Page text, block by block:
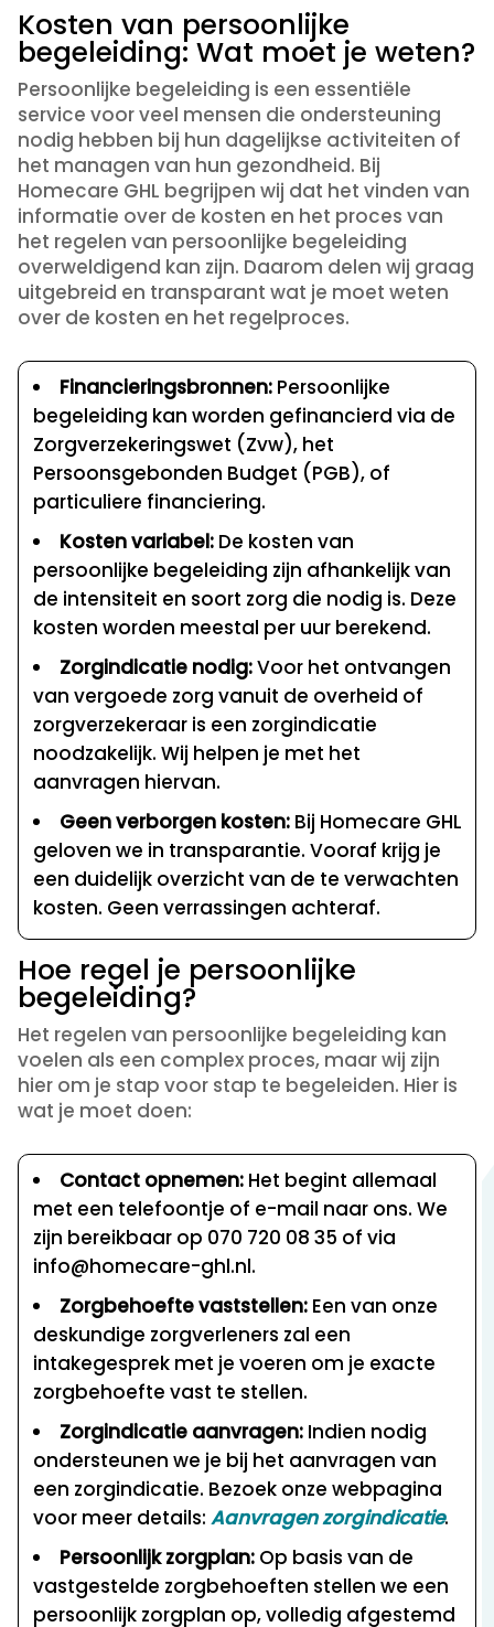
Kosten van persoonlijke
begeleiding: Wat moet je weten?
Persoonlijke begeleiding is een essentiële
service voor veel mensen die ondersteuning
nodig hebben bij hun dagelijkse activiteiten of
het managen van hun gezondheid. Bij
Homecare GHL begrijpen wij dat het vinden van
informatie over de kosten en het proces van
het regelen van persoonlijke begeleiding
overweldigend kan zijn. Daarom delen wij graag
uitgebreid en transparant wat je moet weten
over de kosten en het regelproces.
Financieringsbronnen: Persoonlijke
begeleiding kan worden gefinancierd via de
Zorgverzekeringswet (Zvw), het
Persoonsgebonden Budget (PGB), of
particuliere financiering.
Kosten variabel: De kosten van
persoonlijke begeleiding zijn afhankelijk van
de intensiteit en soort zorg die nodig is. Deze
kosten worden meestal per uur berekend.
Zorgindicatie nodig:Voor het ontvangen
van vergoede zorg vanuit de overheid of
zorgverzekeraar is een zorgindicatie
noodzakelijk. Wij helpen je met het
aanvragen hiervan.
Geen verborgen kosten: Bij Homecare GHL
geloven we in transparantie. Vooraf krijg je
een duidelijk overzicht van de te verwachten
kosten. Geen verrassingen achteraf.
Hoe regel je persoonlijke
begeleiding?
Het regelen van persoonlijke begeleiding kan
voelen als een complex proces, maar wij zijn
hier om je stap voor stap te begeleiden. Hier is
wat je moet doen:
Contact opnemen: Het begint allemaal
met een telefoontje of e-mail naar ons. We
zijn bereikbaar op 070 720 08 35 of via
info@homecare-ghl.nl.
Zorgbehoefte vaststellen: Een van onze
deskundige zorgverleners zal een
intakegesprek met je voeren om je exacte
zorgbehoefte vast te stellen.
Zorgindicatie aanvragen: Indien nodig
ondersteunen we je bij het aanvragen van
een zorgindicatie. Bezoek onze webpagina
voor meer details:Aanvragen zorgindicatie.
Persoonlijk zorgplan: Op basis van de
vastgestelde zorgbehoeften stellen we een
persoonlijk zorgplan op, volledig afgestemd